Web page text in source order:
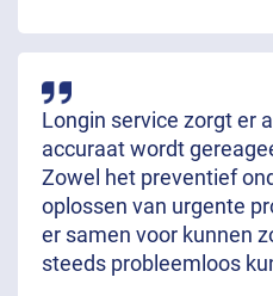
Longin service zorgt er
accuraat wordt
Zowel het preventief
oplossen van urgente
er samen voor kunnen
steeds probleemloos